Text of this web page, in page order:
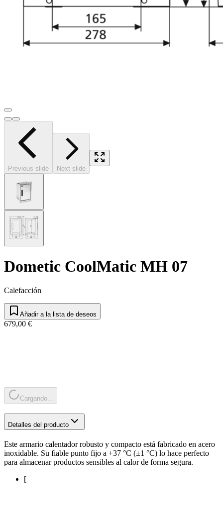
Previous slide Next slide
Dometic CoolMatic MH 07
Calefacción
Añadir a la lista de deseos
679,00 €
Cargando...
Detalles del producto
Este armario calentador robusto y compacto está fabricado en acero
inoxidable. Su fiable punto fijo a +37 °C (±1 °C) lo hace perfecto
para almacenar productos sensibles al calor de forma segura.
[